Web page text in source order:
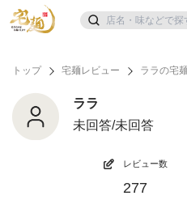
トップ 宅麺レビュー ララの宅
ララ
未回答/未回答
レビュー数
277